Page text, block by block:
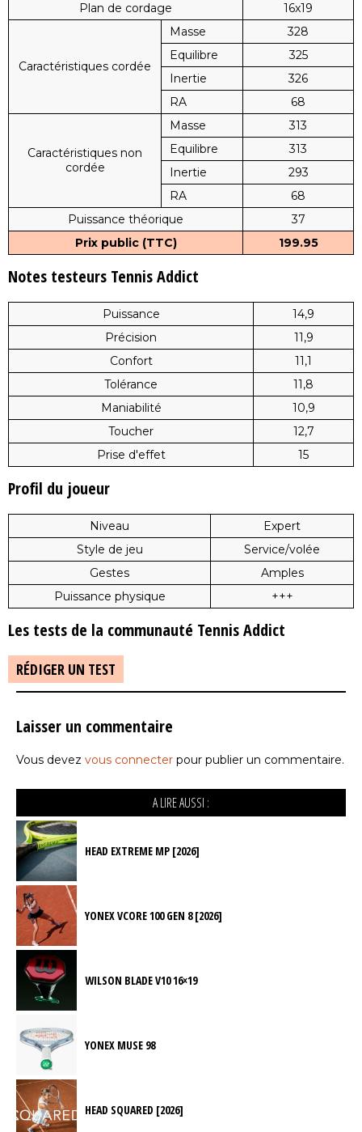
Plan de cordage
16x19
Caractéristiques cordée
Masse
328
Equilibre
325
Inertie
326
RA
68
Caractéristiques non
cordée
Masse
313
Equilibre
313
Inertie
293
RA
68
Puissance théorique
37
Prix public (TTC)
199.95
Notes testeurs Tennis Addict
Puissance
14,9
Précision
11,9
Confort
11,1
Tolérance
11,8
Maniabilité
10,9
Toucher
12,7
Prise d'effet
15
Profil du joueur
Niveau
Expert
Style de jeu
Service/volée
Gestes
Amples
Puissance physique
+++
Les tests de la communauté Tennis Addict
RÉDIGER UN TEST
Laisser un commentaire
Vous devez vous connecter pour publier un commentaire.
A LIRE AUSSI :
HEAD EXTREME MP [2026]
YONEX VCORE 100 GEN 8 [2026]
WILSON BLADE V10 16×19
YONEX MUSE 98
HEAD SQUARED [2026]